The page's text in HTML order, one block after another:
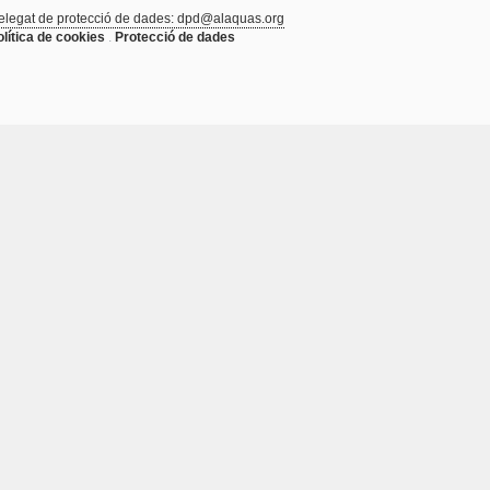
de protecció de dades: dpd@alaquas.org
de cookies . Protecció de dades